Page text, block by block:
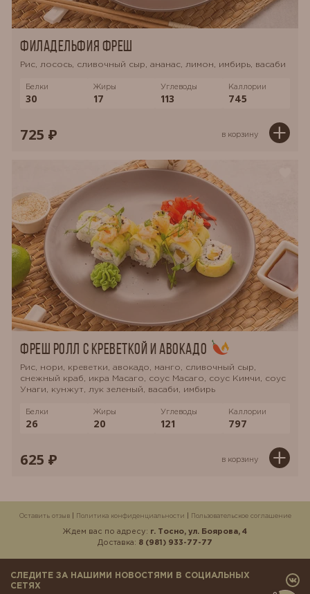
Филадельфия Фреш
Рис, лосось, сливочный сыр, ананас, лимон, имбирь, васаби
Белки
30
Жиры
17
Углеводы
113
Каллории
745
725 ₽ в корзину
Фреш ролл с креветкой и авокадо
Рис, нори, креветки, авокадо, манго, сливочный сыр,
снежный краб, икра Масаго, соус Масаго, соус Кимчи, соус
Унаги, кунжут, лук зеленый, васаби, имбирь
Белки
26
Жиры
20
Углеводы
121
Каллории
797
625 ₽ в корзину
Оставить отзыв| Политика конфиденциальности Пользовательское соглашение
Ждем вас по адресу: г. Тосно, ул. Боярова, 4
Доставка: 8 (981) 933-77-77
СЛЕДИТЕ ЗА НАШИМИ НОВОСТЯМИ В СОЦИАЛЬНЫХ
СЕТЯХ